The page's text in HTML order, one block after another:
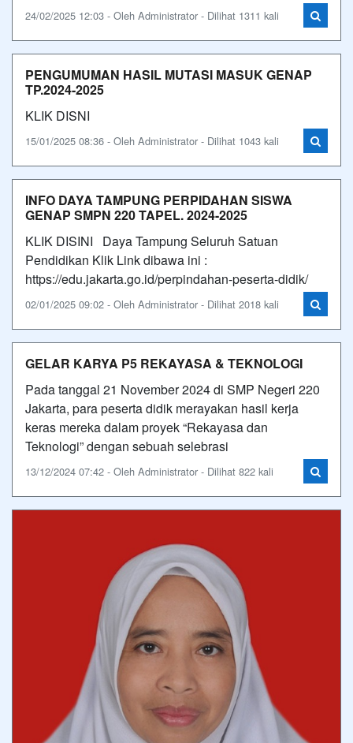
24/02/2025 12:03 - Oleh Administrator - Dilihat 1311 kali
PENGUMUMAN HASIL MUTASI MASUK GENAP
TP.2024-2025
KLIK DISNI
15/01/2025 08:36 - Oleh Administrator - Dilihat 1043 kali
INFO DAYA TAMPUNG PERPIDAHAN SISWA
GENAP SMPN 220 TAPEL. 2024-2025
KLIK DISINI Daya Tampung Seluruh Satuan
Pendidikan Klik Link dibawa ini :
https://edu.jakarta.go.id/perpindahan-peserta-didik/
02/01/2025 09:02 - Oleh Administrator - Dilihat 2018 kali
GELAR KARYA P5 REKAYASA & TEKNOLOGI
Pada tanggal 21 November 2024 di SMP Negeri 220
Jakarta, para peserta didik merayakan hasil kerja
keras mereka dalam proyek “Rekayasa dan
Teknologi” dengan sebuah selebrasi
13/12/2024 07:42 - Oleh Administrator - Dilihat 822 kali